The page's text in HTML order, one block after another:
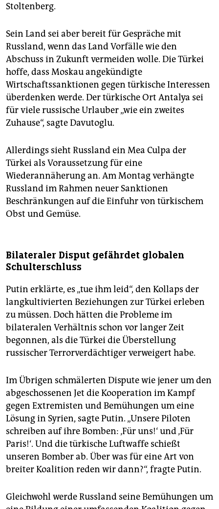
Stoltenberg.
Sein Land sei aber bereit für Gespräche mit
Russland, wenn das Land Vorfälle wie den
Abschuss in Zukunft vermeiden wolle. Die Türkei
hoffe, dass Moskau angekündigte
Wirtschaftssanktionen gegen türkische Interessen
überdenken werde. Der türkische Ort Antalya sei
für viele russische Urlauber „wie ein zweites
Zuhause“, sagte Davutoglu.
Allerdings sieht Russland ein Mea Culpa der
Türkei als Voraussetzung für eine
Wiederannäherung an. Am Montag verhängte
Russland im Rahmen neuer Sanktionen
Beschränkungen auf die Einfuhr von türkischem
Obst und Gemüse.
Bilateraler Disput gefährdet globalen
Schulterschluss
Putin erklärte, es „tue ihm leid“, den Kollaps der
langkultivierten Beziehungen zur Türkei erleben
zu müssen. Doch hätten die Probleme im
bilateralen Verhältnis schon vor langer Zeit
begonnen, als die Türkei die Überstellung
russischer Terrorverdächtiger verweigert habe.
Im Übrigen schmälerten Dispute wie jener um den
abgeschossenen Jet die Kooperation im Kampf
gegen Extremisten und Bemühungen um eine
Lösung in Syrien, sagte Putin. „Unsere Piloten
schreiben auf ihre Bomben: ‚Für uns!‘ und ‚Für
Paris!‘. Und die türkische Luftwaffe schießt
unseren Bomber ab. Über was für eine Art von
breiter Koalition reden wir dann?“, fragte Putin.
Gleichwohl werde Russland seine Bemühungen um